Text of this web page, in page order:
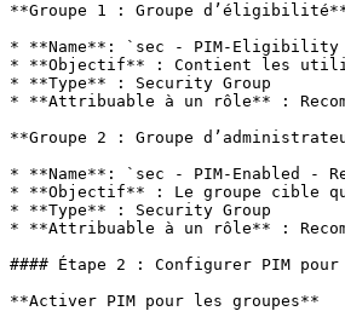
**Groupe 1 : Groupe
* **Name**: `sec - PIM-Eligibility
* **Objectif** : Contient les
* **Type** : Security Group
* **Attribuable à un rôle** :
**Groupe 2 : Groupe
* **Name**: `sec - PIM-Enabled -
* **Objectif** : Le groupe cible
* **Type** : Security Group
* **Attribuable à un rôle** :
#### Étape 2 : Configurer PIM
**Activer PIM pour les groupes**